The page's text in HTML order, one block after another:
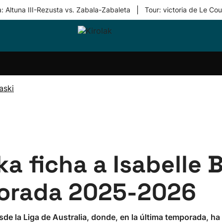
Altuna III-Rezusta vs. Zabala-Zabaleta Tour: victoria de Le
Equipos
ficha a Isabelle
2025-2026
la Liga de Australia, donde, en la última temporada,